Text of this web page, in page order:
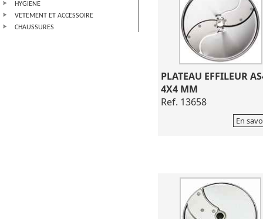
HYGIENE
VETEMENT ET ACCESSOIRE
CHAUSSURES
PLATEAU EFFILEUR
4X4 MM
Ref. 13658
En